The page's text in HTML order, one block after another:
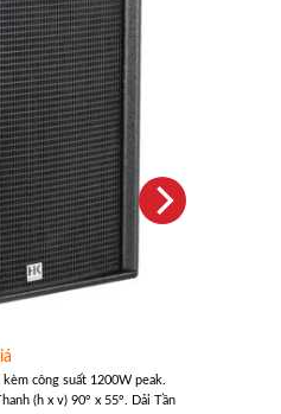
công suất 1200W peak.
(h x v) 90° x 55°. Dải Tần